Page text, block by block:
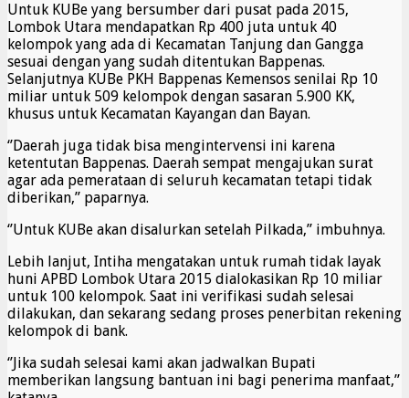
Untuk KUBe yang bersumber dari pusat pada 2015,
Lombok Utara mendapatkan Rp 400 juta untuk 40
kelompok yang ada di Kecamatan Tanjung dan Gangga
sesuai dengan yang sudah ditentukan Bappenas.
Selanjutnya KUBe PKH Bappenas Kemensos senilai Rp 10
miliar untuk 509 kelompok dengan sasaran 5.900 KK,
khusus untuk Kecamatan Kayangan dan Bayan.
‘’Daerah juga tidak bisa mengintervensi ini karena
ketentutan Bappenas. Daerah sempat mengajukan surat
agar ada pemerataan di seluruh kecamatan tetapi tidak
diberikan,” paparnya.
‘’Untuk KUBe akan disalurkan setelah Pilkada,” imbuhnya.
Lebih lanjut, Intiha mengatakan untuk rumah tidak layak
huni APBD Lombok Utara 2015 dialokasikan Rp 10 miliar
untuk 100 kelompok. Saat ini verifikasi sudah selesai
dilakukan, dan sekarang sedang proses penerbitan rekening
kelompok di bank.
‘’Jika sudah selesai kami akan jadwalkan Bupati
memberikan langsung bantuan ini bagi penerima manfaat,”